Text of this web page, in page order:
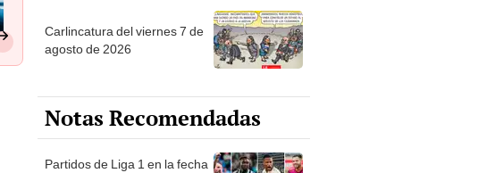
Carlincatura del viernes 7 de
agosto de 2026
Notas Recomendadas
Partidos de Liga 1 en la fecha